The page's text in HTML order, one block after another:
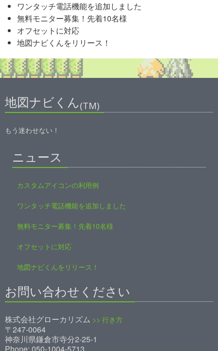
ワンタッチ電話機能を追加しました
無料モニター募集！先着10名様
オフセットに対応
地図ナビくんをリリース！
地図ナビくん(TM)
もう迷わせない！
ニュース
カスタムアイコンの利用例
ワンタッチ電話機能を追加しました
無料モニター募集！先着10名様
オフセットに対応
地図ナビくんをリリース！
お問い合わせください
株式会社グローカリズム >> 行き方
〒247-0064
神奈川県鎌倉市寺分2-25-1